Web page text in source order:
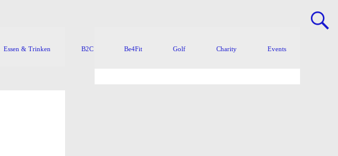
Essen & Trinken B2C Be4Fit Golf Charity Events